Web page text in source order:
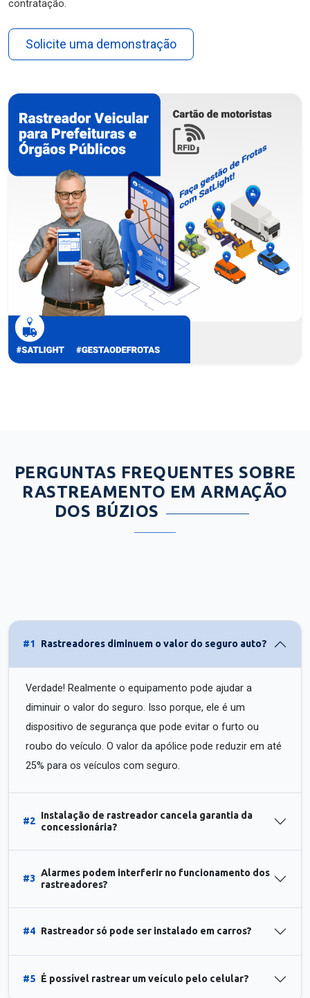
contratação.
Solicite uma demonstração
PERGUNTAS FREQUENTES SOBRE
RASTREAMENTO EM ARMAÇÃO
DOS BÚZIOS
#1 Rastreadores diminuem o valor do seguro auto?
Verdade! Realmente o equipamento pode ajudar a
diminuir o valor do seguro. Isso porque, ele é um
dispositivo de segurança que pode evitar o furto ou
roubo do veículo. O valor da apólice pode reduzir em até
25% para os veículos com seguro.
#2
Instalação de rastreador cancela garantia da
concessionária?
#3
Alarmes podem interferir no funcionamento dos
rastreadores?
#4 Rastreador só pode ser instalado em carros?
#5 É possível rastrear um veículo pelo celular?